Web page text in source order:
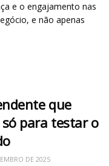
e o engajamento nas
e não apenas
que
para testar o
DE 2025